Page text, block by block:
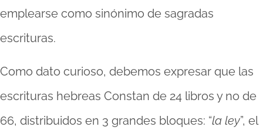
emplearse como sinónimo de sagradas
escrituras.
Como dato curioso, debemos expresar que las
escrituras hebreas Constan de 24 libros y no de
66, distribuidos en 3 grandes bloques: “la ley”, el